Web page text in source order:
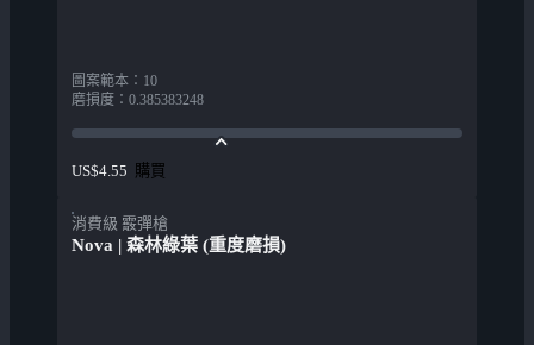
圖案範本 ： 10
磨損度 ： 0.385383248
US$4.55 購買
消費級 霰彈槍
Nova | 森林綠葉 (重度磨損)